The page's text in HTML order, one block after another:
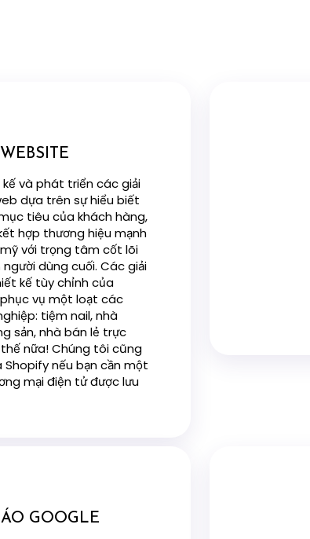
và phát triển các giải
dựa trên sự hiểu biết
tiêu của khách hàng,
hợp thương hiệu mạnh
với trọng tâm cốt lõi
dùng cuối. Các giải
kế tùy chỉnh của
vụ một loạt các
tiệm nail, nhà
sản, nhà bán lẻ trực
nữa! Chúng tôi cũng
nếu bạn cần một
mại điện tử được lưu
GOOGLE